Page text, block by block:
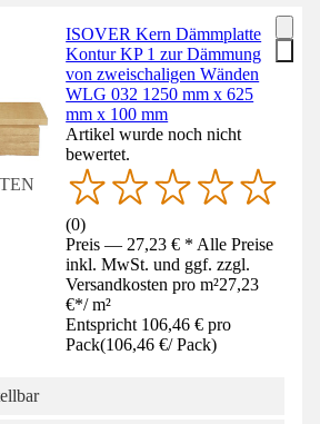
ISOVER Kern Dämmplatte
Kontur KP 1 zur Dämmung
von zweischaligen Wänden
WLG 032 1250 mm x 625
mm x 100 mm
Artikel wurde noch nicht
bewertet.
(0)
Preis — 27,23 € * Alle Preise
inkl. MwSt. und ggf. zzgl.
Versandkosten pro m²27,23
€*/ m²
Entspricht 106,46 € pro
Pack(106,46 €/ Pack)